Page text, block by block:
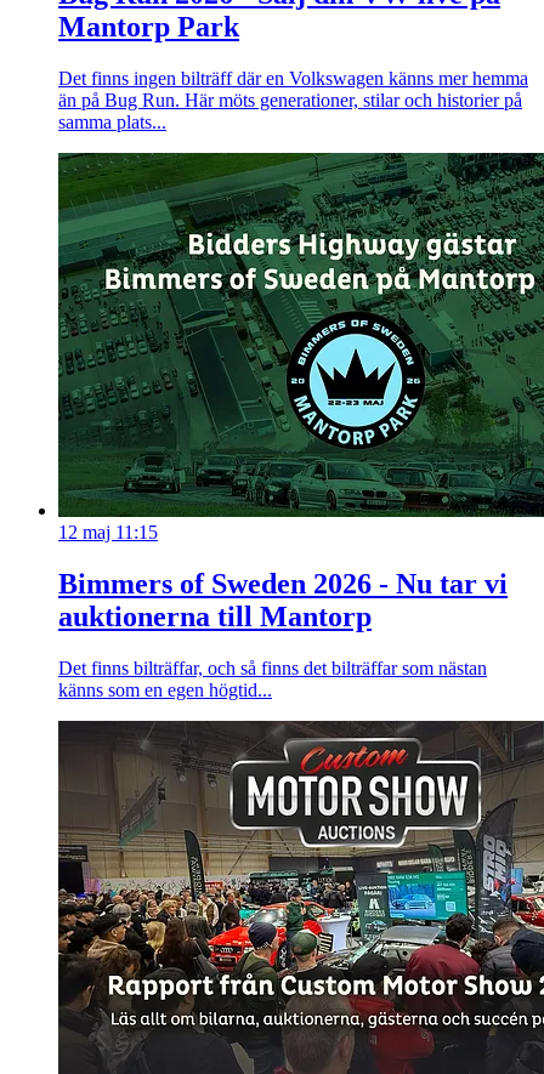
Mantorp Park
Det finns ingen bilträff där en Volkswagen känns mer hemma
än på Bug Run. Här möts generationer, stilar och historier på
samma plats...
12 maj 11:15
Bimmers of Sweden 2026 - Nu tar vi
auktionerna till Mantorp
Det finns bilträffar, och så finns det bilträffar som nästan
känns som en egen högtid...